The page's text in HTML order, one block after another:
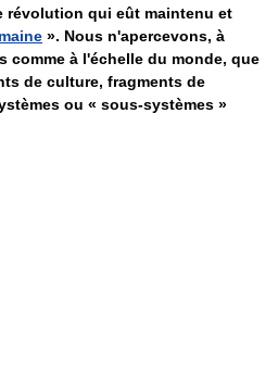
révolution qui eût maintenu et
». Nous n'apercevons, à
comme à l'échelle du monde, que
de culture, fragments de
ou « sous-systèmes »